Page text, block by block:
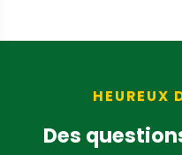
HEUREUX
Des